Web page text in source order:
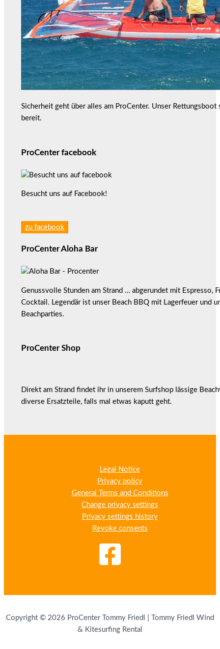
Sicherheit geht über alles am ProCenter. Unser Rettungsboot
bereit.
ProCenter facebook
Besucht uns auf Facebook!
zu facebook
ProCenter Aloha Bar
Genussvolle Stunden am Strand … abgerundet mit Espresso,
Cocktail. Legendär ist unser Beach BBQ mit Lagerfeuer und
Beachparties.
ProCenter Shop
Direkt am Strand findet ihr in unserem Surfshop lässige
diverse Ersatzteile, falls mal etwas kaputt geht.
Legal Notice
Privacy policy
General Terms and Conditions
Change privacy settings
Privacy settings history
Revoke consents
Copyright © 2026 ProCenter Tommy Friedl | Tommy Friedl Wind
& Kitesurfing Rental